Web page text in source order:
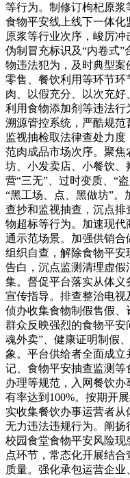
等行为。制修订枸杞原
食物平安线上线下一体
原浆等行业次序，峻厉冲
伪制冒充标识及“内卷式
物违法犯为，及时典型
零售、餐饮利用等环节
肉、以假充分、以次充
利用食物添加剂等违法
溯源管控系统，严酷规范
监视抽检取法律查处力
范肉成品市场次序。聚
坊、小发卖店、小餐饮
营“三无”、过时变质、“
“黑工场、点、黑做坊”
查抄和监视抽查，沉点
物超标等行为。加速现
通示范场景。加强供销合
组织自查，解除食物平
告白，沉点监测清理虚
集。督促平台落实从体义
宣传指导。排查整治电
侦办收集食物制假售假
群众反映强烈的食物平安
魂外卖”、健康证明制假
象。平台供给者全面成
记、食物平安抽查监测
办理等规范，入网餐饮
有率达到100%。按期开
实收集餐饮办事运营者从
无力违法违规行为。阐
校园食堂食物平安风险
点环节，常态化开展结
质量。强化承包运营企